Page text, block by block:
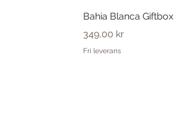
Snabbvisning
Bahia Blanca Giftbox
Pris
349,00 kr
Fri leverans